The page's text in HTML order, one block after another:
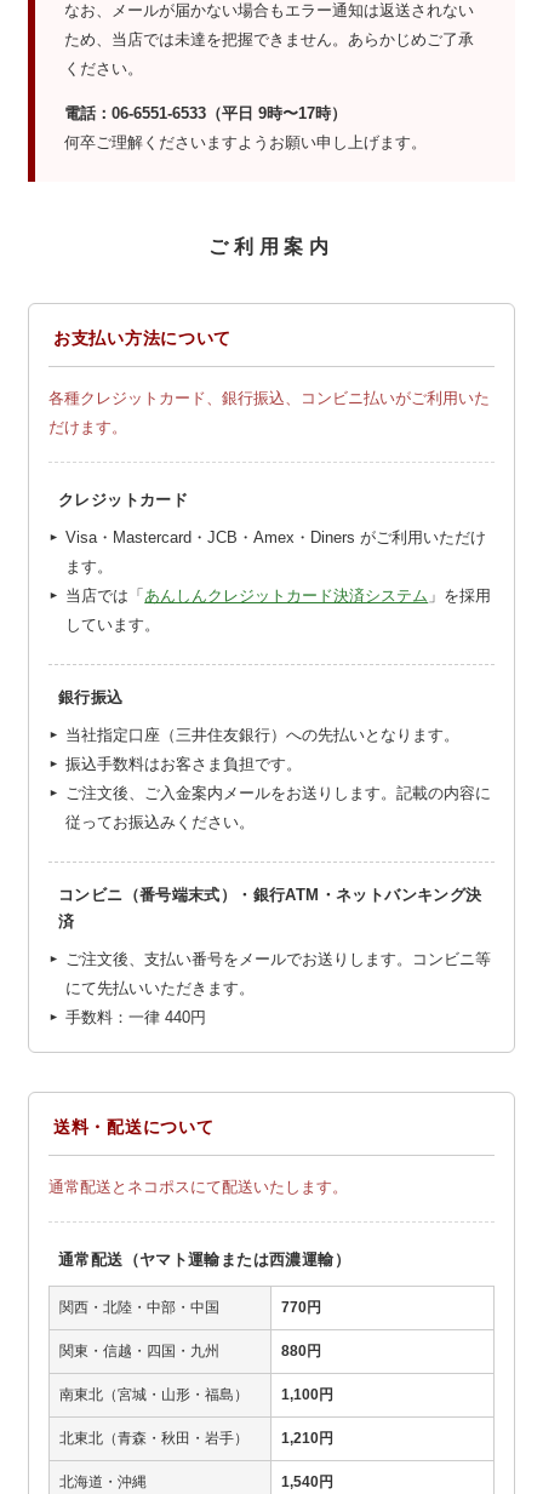
なお、メールが届かない場合もエラー通知は返送されない
ため、当店では未達を把握できません。あらかじめご了承
ください。
電話：06-6551-6533（平日 9時〜17時）
何卒ご理解くださいますようお願い申し上げます。
ご利用案内
お支払い方法について
各種クレジットカード、銀行振込、コンビニ払いがご利用いた
だけます。
クレジットカード
Visa・Mastercard・JCB・Amex・Diners がご利用いただけ
ます。
当店では「あんしんクレジットカード決済システム 」を採用
しています。
銀行振込
当社指定口座（三井住友銀行）への先払いとなります。
振込手数料はお客さま負担です。
ご注文後、ご入金案内メールをお送りします。記載の内容に
従ってお振込みください。
コンビニ（番号端末式）・銀行ATM・ネットバンキング決
済
ご注文後、支払い番号をメールでお送りします。コンビニ等
にて先払いいただきます。
手数料：一律440円
送料・配送について
通常配送とネコポスにて配送いたします。
通常配送（ヤマト運輸または西濃運輸）
関西・北陸・中部・中国 770円
関東・信越・四国・九州 880円
南東北（宮城・山形・福島） 1,100円
北東北（青森・秋田・岩手） 1,210円
北海道・沖縄 1,540円